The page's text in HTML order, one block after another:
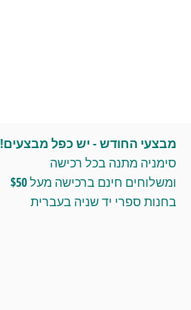
מבצעי החודש - יש כפל מבצעים!
סימניה מתנה בכל רכישה
ומשלוחים חינם ברכישה מעל $50
בחנות ספרי יד שניה בעברית